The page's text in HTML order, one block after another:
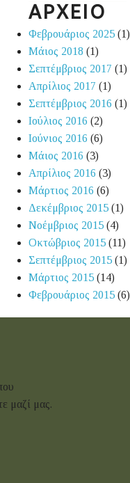
ΑΡΧΕΙΟ
Φεβρουάριος 2025 (1)
Μάιος 2018 (1)
Σεπτέμβριος 2017 (1)
Απρίλιος 2017 (1)
Σεπτέμβριος 2016 (1)
Ιούλιος 2016 (2)
Ιούνιος 2016 (6)
Μάιος 2016 (3)
Απρίλιος 2016 (3)
Μάρτιος 2016 (6)
Δεκέμβριος 2015 (1)
Νοέμβριος 2015 (4)
Οκτώβριος 2015 (11)
Σεπτέμβριος 2015 (1)
Μάρτιος 2015 (14)
Φεβρουάριος 2015 (6)
μαζί μας.